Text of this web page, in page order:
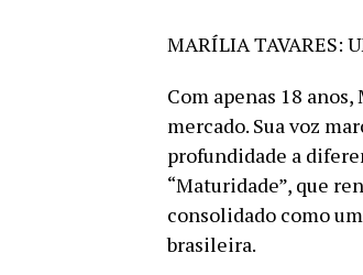
MARÍLIA TAVARES:
Com apenas 18
mercado. Sua voz
profundidade a
“Maturidade”, que
consolidado como
brasileira.